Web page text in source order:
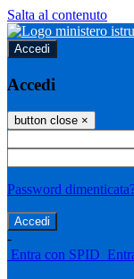
Salta al contenuto
Accedi
Accedi
button close ×
Password
-
Entra con SPID